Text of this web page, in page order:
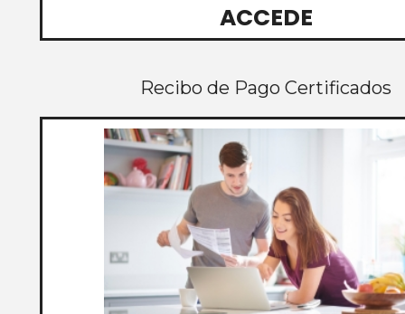
ACCEDE
Recibo de Pago Certificados